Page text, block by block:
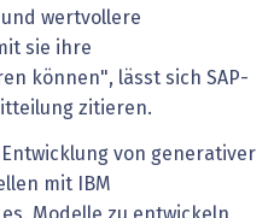
wertvollere
sie ihre
können", lässt sich SAP-
zitieren.
von generativer
mit IBM
Modelle zu entwickeln,